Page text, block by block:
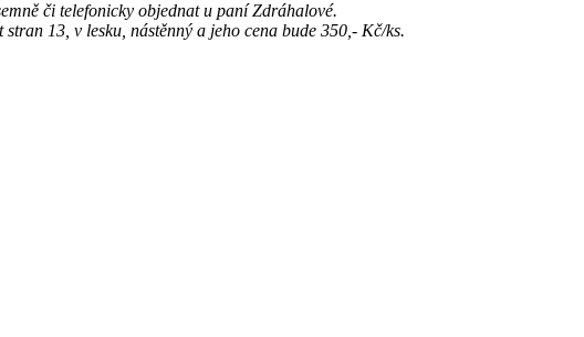
či telefonicky objednat u paní Zdráhalové.
13, v lesku, nástěnný a jeho cena bude 350,- Kč/ks.